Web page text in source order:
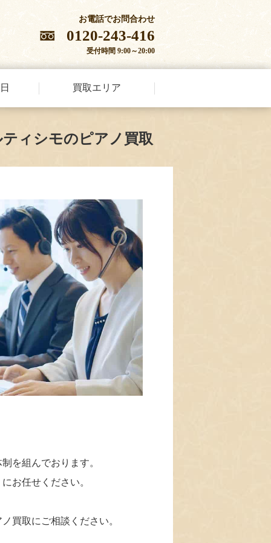
お電話でお問合わせ
0120-243-416
受付時間 9:00～20:00
買取エリア
ィシモのピアノ買取
を組んでおります。
お任せください。
買取にご相談ください。